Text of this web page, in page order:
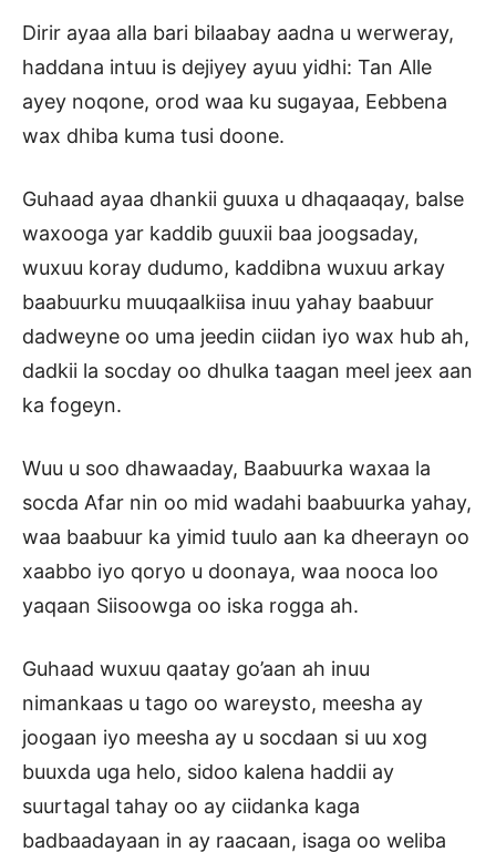
Dirir ayaa alla bari bilaabay aadna u werweray,
haddana intuu is dejiyey ayuu yidhi: Tan Alle
ayey noqone, orod waa ku sugayaa, Eebbena
wax dhiba kuma tusi doone.
Guhaad ayaa dhankii guuxa u dhaqaaqay, balse
waxooga yar kaddib guuxii baa joogsaday,
wuxuu koray dudumo, kaddibna wuxuu arkay
baabuurku muuqaalkiisa inuu yahay baabuur
dadweyne oo uma jeedin ciidan iyo wax hub ah,
dadkii la socday oo dhulka taagan meel jeex aan
ka fogeyn.
Wuu u soo dhawaaday, Baabuurka waxaa la
socda Afar nin oo mid wadahi baabuurka yahay,
waa baabuur ka yimid tuulo aan ka dheerayn oo
xaabbo iyo qoryo u doonaya, waa nooca loo
yaqaan Siisoowga oo iska rogga ah.
Guhaad wuxuu qaatay go’aan ah inuu
nimankaas u tago oo wareysto, meesha ay
joogaan iyo meesha ay u socdaan si uu xog
buuxda uga helo, sidoo kalena haddii ay
suurtagal tahay oo ay ciidanka kaga
badbaadayaan in ay raacaan, isaga oo weliba